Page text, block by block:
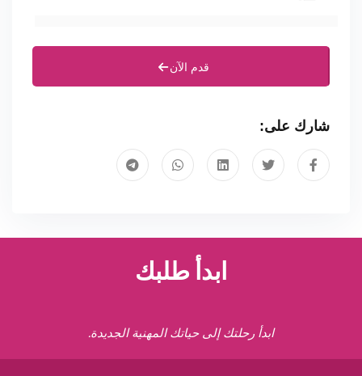
قدم الآن
شارك على:
ابدأ طلبك
ابدأ رحلتك إلى حياتك المهنية الجديدة.